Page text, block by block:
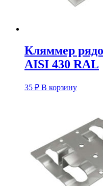
Кляммер
AISI 430 RAL
35 ₽ В корзину